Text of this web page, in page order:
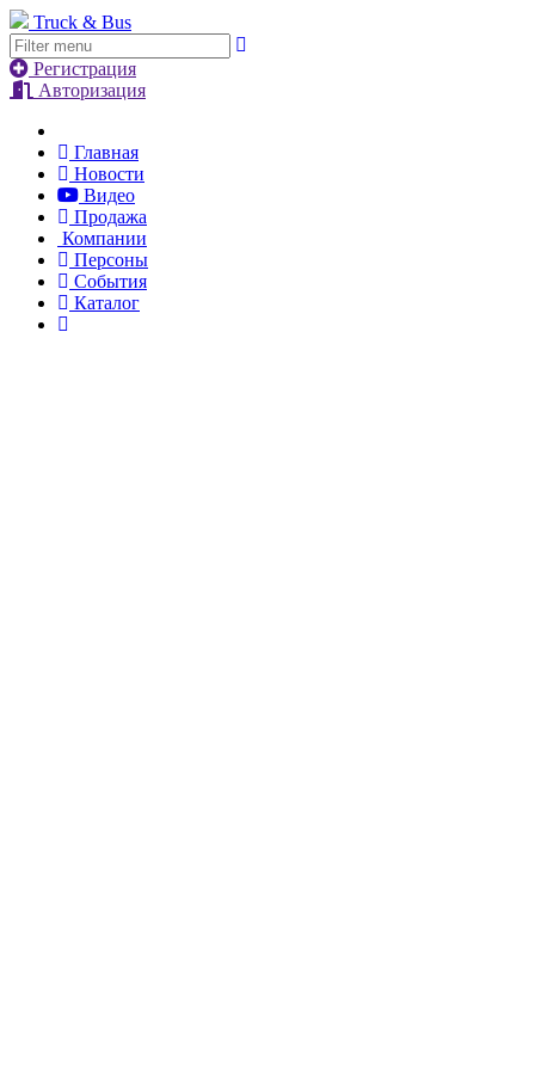
Truck & Bus
Регистрация
Авторизация
Главная
Новости
Видео
Продажа
Компании
Персоны
События
Каталог